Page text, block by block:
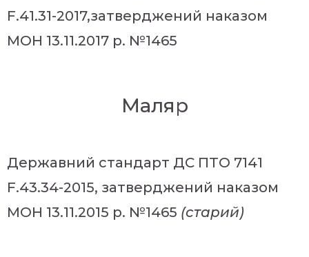
F.41.31-2017,затверджений наказом
МОН 13.11.2017 р. №1465
Маляр
Державний стандарт ДС ПТО 7141
F.43.34-2015, затверджений наказом
МОН 13.11.2015 р. №1465 (старий)